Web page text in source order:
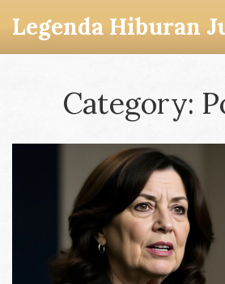
Legenda Hiburan
Category: